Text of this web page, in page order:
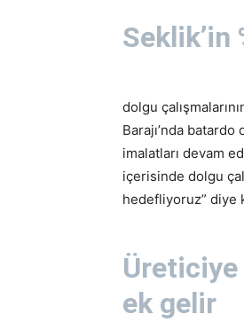
Seklik’in
dolgu
Barajı’nda
imalatları devam
içerisinde dolgu
hedefliyoruz” diye
ek gelir